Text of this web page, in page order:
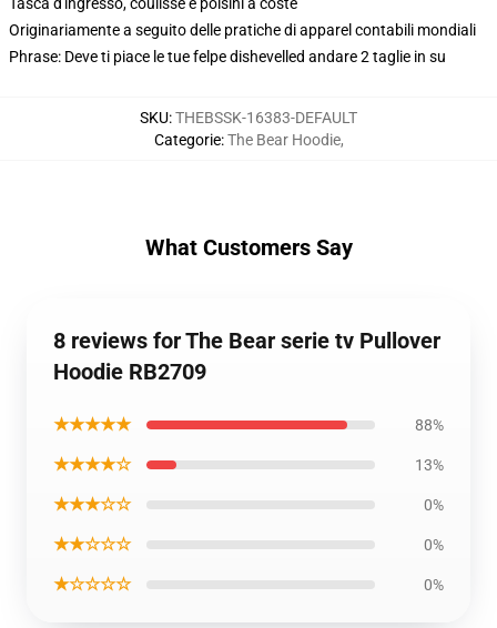
Originariamente a seguito delle pratiche di apparel contabili mondiali
Phrase: Deve ti piace le tue felpe dishevelled andare 2 taglie in su
SKU:THEBSSK-16383-DEFAULT
Categorie:The Bear Hoodie,
What Customers Say
8 reviews for The Bear serie tv Pullover
Hoodie RB2709
★★★★★ 88%
★★★★☆ 13%
★★★☆☆ 0%
★★☆☆☆ 0%
★☆☆☆☆ 0%